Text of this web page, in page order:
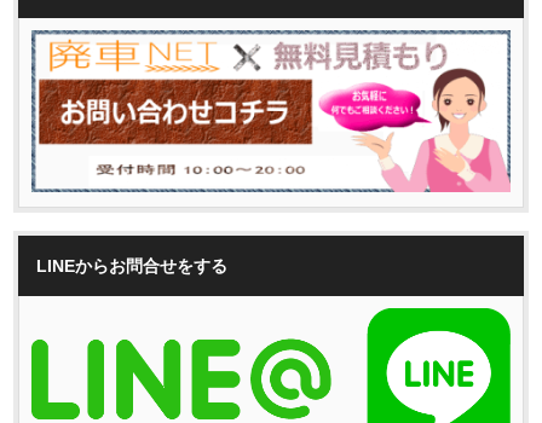
LINEからお問合せをする